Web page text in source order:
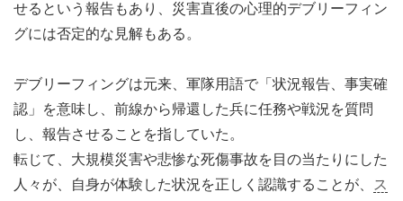
せるという報告もあり、災害直後の心理的デブリーフィン
グには否定的な見解もある。
デブリーフィングは元来、軍隊用語で「状況報告、事実確
認」を意味し、前線から帰還した兵に任務や戦況を質問
し、報告させることを指していた。
転じて、大規模災害や悲惨な死傷事故を目の当たりにした
人々が、自身が体験した状況を正しく認識することが、
ス